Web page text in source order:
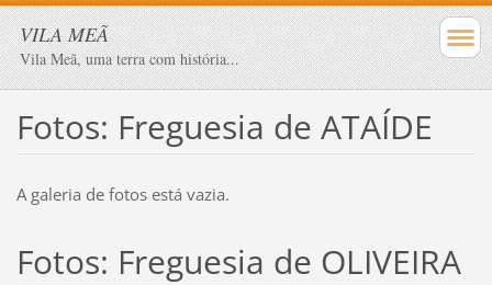
VILA MEÃ
Vila Meã, uma terra com história...
Fotos: Freguesia de ATAÍDE
A galeria de fotos está vazia.
Fotos: Freguesia de OLIVEIRA